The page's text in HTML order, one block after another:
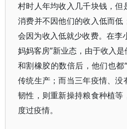
村时人年均收入几千块钱，但
消费并不因他们的收入低而低
会因为收入低就少收费。在李
妈妈客房”新业态，由于收入
和割橡胶的数倍后，他们也都
传统生产；而当三年疫情、没
韧性，则重新操持粮食种植等
度过疫情。